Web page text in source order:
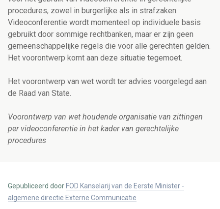
procedures, zowel in burgerlijke als in strafzaken.
Videoconferentie wordt momenteel op individuele basis
gebruikt door sommige rechtbanken, maar er zijn geen
gemeenschappelijke regels die voor alle gerechten gelden.
Het voorontwerp komt aan deze situatie tegemoet.
Het voorontwerp van wet wordt ter advies voorgelegd aan
de Raad van State.
Voorontwerp van wet houdende organisatie van zittingen
per videoconferentie in het kader van gerechtelijke
procedures
Gepubliceerd door FOD Kanselarij van de Eerste Minister -
algemene directie Externe Communicatie